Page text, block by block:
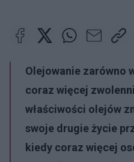
Olejowanie zarówno
coraz więcej
właściwości olejów
swoje drugie życie
kiedy coraz więcej